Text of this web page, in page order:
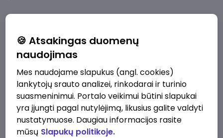
Pridėti naują
Kokios srities darbo pasiūlymai jus domina?
Pridėti naują
🍪 Atsakingas duomenų
naudojimas
Mes naudojame slapukus (angl. cookies)
lankytojų srauto analizei, rinkodarai ir turinio
suasmeninimui. Portalo veikimui būtini slapukai
yra įjungti pagal nutylėjimą, likusius galite valdyti
nustatymuose. Daugiau informacijos rasite
mūsų Slapukų politikoje.